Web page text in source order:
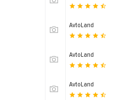
AvtoLand
AvtoLand
AvtoLand